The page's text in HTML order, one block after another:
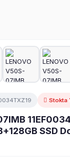
Stokta
SSD